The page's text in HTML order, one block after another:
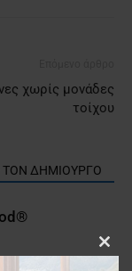
χωρίς μονάδες
τοίχου
ΤΟΝ ΔΗΜΙΟΥΡΓΟ